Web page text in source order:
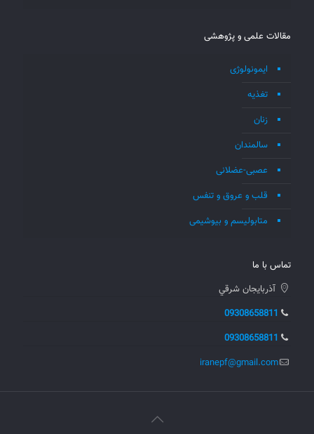
مقالات علمی و پژوهشی
ایمونولوژی
تغذیه
زنان
سالمندان
عصبی-عضلانی
قلب و عروق و تنفس
متابولیسم و بیوشیمی
تماس با ما
آذربايجان شرقي
09308658811
09308658811
iranepf@gmail.com